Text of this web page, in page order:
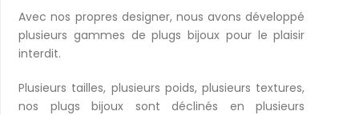
Avec nos propres designer, nous avons développé
plusieurs gammes de plugs bijoux pour le plaisir
interdit.
Plusieurs tailles, plusieurs poids, plusieurs textures,
nos plugs bijoux sont déclinés en plusieurs